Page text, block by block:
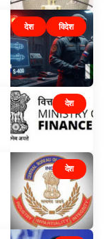
देश विदेश
देश
देश